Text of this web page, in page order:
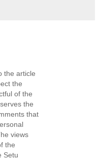
the article
the
of the
the
that
views
the
Setu